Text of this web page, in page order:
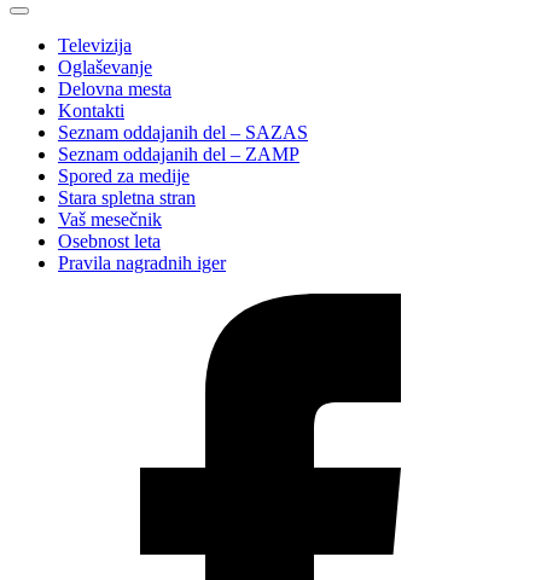
Televizija
Oglaševanje
Delovna mesta
Kontakti
Seznam oddajanih del – SAZAS
Seznam oddajanih del – ZAMP
Spored za medije
Stara spletna stran
Vaš mesečnik
Osebnost leta
Pravila nagradnih iger